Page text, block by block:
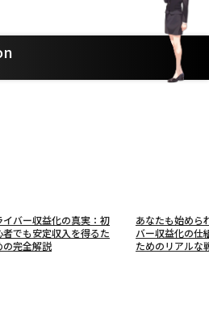
イバー収益化の真実：初
者でも安定収入を得るた
の完全解説
あなたも始めら
バー収益化の仕
ためのリアルな